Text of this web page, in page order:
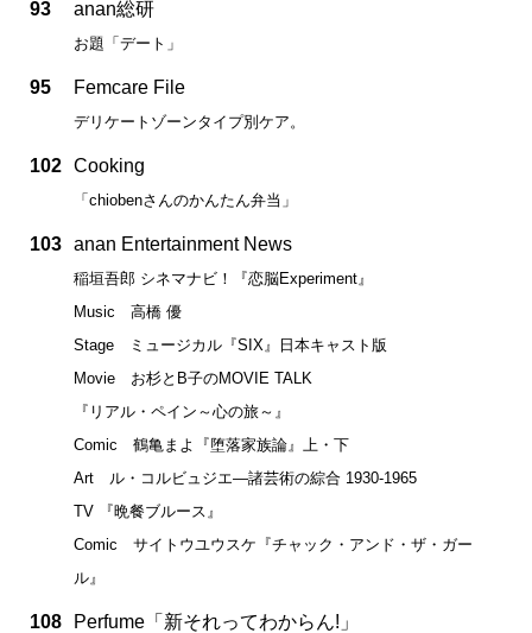
93 anan総研
お題「デート」
95 Femcare File
デリケートゾーンタイプ別ケア。
102 Cooking
「chiobenさんのかんたん弁当」
103 anan Entertainment News
稲垣吾郎 シネマナビ！『恋脳Experiment』
Music 高橋 優
Stage ミュージカル『SIX』日本キャスト版
Movie お杉とB子のMOVIE TALK
『リアル・ペイン～心の旅～』
Comic 鶴亀まよ『堕落家族論』上・下
Art ル・コルビュジエ—諸芸術の綜合 1930-1965
TV 『晩餐ブルース』
Comic サイトウユウスケ『チャック・アンド・ザ・ガー
ル』
108 Perfume「新それってわからん!」